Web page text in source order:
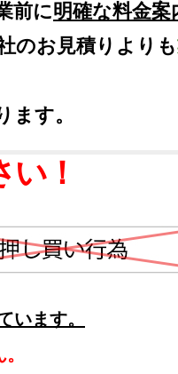
前に明確な料金案
のお見積りよりも
ます。
！
います。